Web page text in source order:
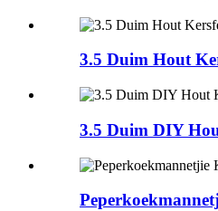
3.5 Duim Hout
3.5 Duim DIY